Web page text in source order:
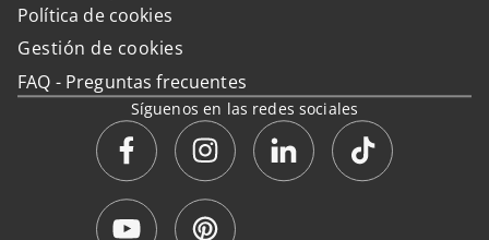
Política de cookies
Gestión de cookies
FAQ - Preguntas frecuentes
Síguenos en las redes sociales